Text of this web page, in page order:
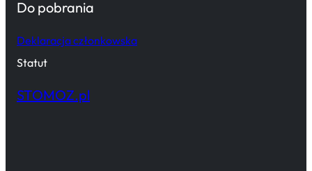
Do pobrania
Deklaracja członkowska
Statut
STOMOZ.pl